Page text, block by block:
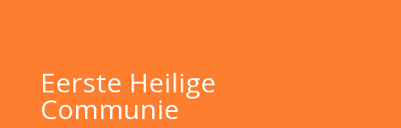
Eerste Heilige
Communie